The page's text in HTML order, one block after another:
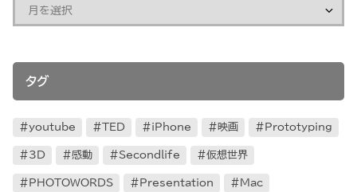
タグ
youtube TED iPhone 映画 Prototyping
3D 感動 Secondlife 仮想世界
PHOTOWORDS Presentation Mac